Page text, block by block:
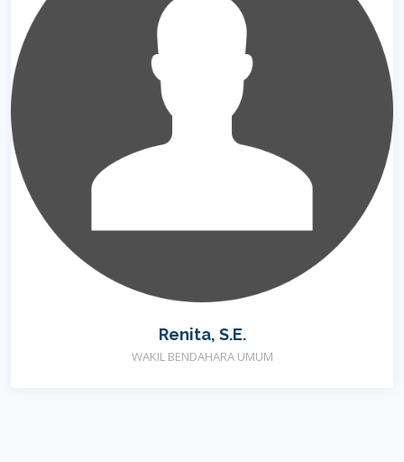
Renita, S.E.
WAKIL BENDAHARA UMUM